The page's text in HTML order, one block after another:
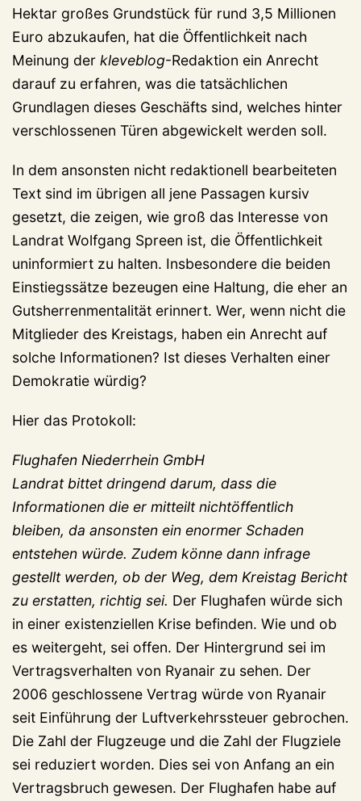
Hektar großes Grundstück für rund 3,5 Millionen
Euro abzukaufen, hat die Öffentlichkeit nach
Meinung der kleveblog-Redaktion ein Anrecht
darauf zu erfahren, was die tatsächlichen
Grundlagen dieses Geschäfts sind, welches hinter
verschlossenen Türen abgewickelt werden soll.
In dem ansonsten nicht redaktionell bearbeiteten
Text sind im übrigen all jene Passagen kursiv
gesetzt, die zeigen, wie groß das Interesse von
Landrat Wolfgang Spreen ist, die Öffentlichkeit
uninformiert zu halten. Insbesondere die beiden
Einstiegssätze bezeugen eine Haltung, die eher an
Gutsherrenmentalität erinnert. Wer, wenn nicht die
Mitglieder des Kreistags, haben ein Anrecht auf
solche Informationen? Ist dieses Verhalten einer
Demokratie würdig?
Hier das Protokoll:
Flughafen Niederrhein GmbH
Landrat bittet dringend darum, dass die
Informationen die er mitteilt nichtöffentlich
bleiben, da ansonsten ein enormer Schaden
entstehen würde. Zudem könne dann infrage
gestellt werden, ob der Weg, dem Kreistag Bericht
zu erstatten, richtig sei. Der Flughafen würde sich
in einer existenziellen Krise befinden. Wie und ob
es weitergeht, sei offen. Der Hintergrund sei im
Vertragsverhalten von Ryanair zu sehen. Der
2006 geschlossene Vertrag würde von Ryanair
seit Einführung der Luftverkehrssteuer gebrochen.
Die Zahl der Flugzeuge und die Zahl der Flugziele
sei reduziert worden. Dies sei von Anfang an ein
Vertragsbruch gewesen. Der Flughafen habe auf